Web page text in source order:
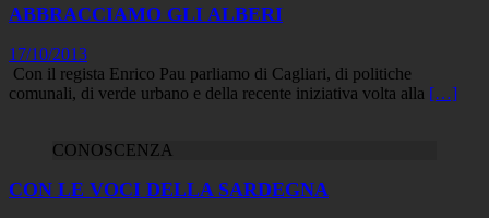
ABBRACCIAMO GLI ALBERI
17/10/2013
Con il regista Enrico Pau parliamo di Cagliari, di politiche
comunali, di verde urbano e della recente iniziativa volta alla […]
CONOSCENZA
CON LE VOCI DELLA SARDEGNA